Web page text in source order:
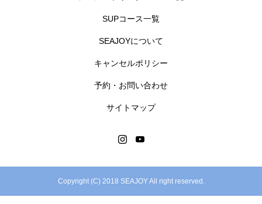
SUPコース一覧
SEAJOYについて
キャンセルポリシー
予約・お問い合わせ
サイトマップ
Copyright (C) 2018 SEAJOY All right reserved.